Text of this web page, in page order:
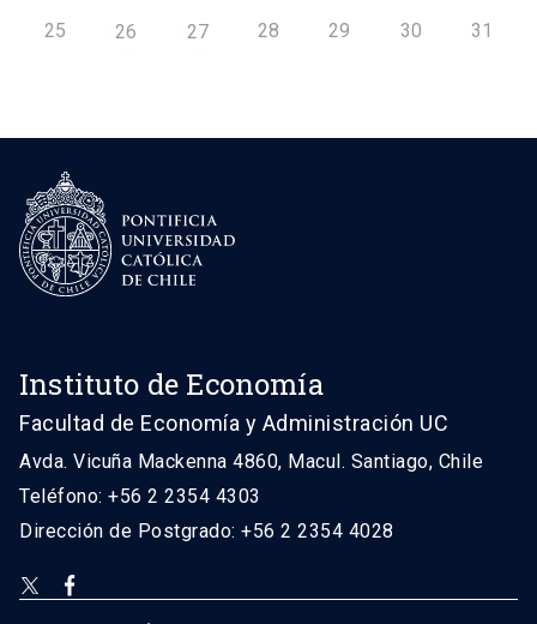
25 26 27 28 29 30 31
Instituto de Economía
Facultad de Economía y Administración UC
Avda. Vicuña Mackenna 4860, Macul. Santiago, Chile
Teléfono: +56 2 2354 4303
Dirección de Postgrado: +56 2 2354 4028